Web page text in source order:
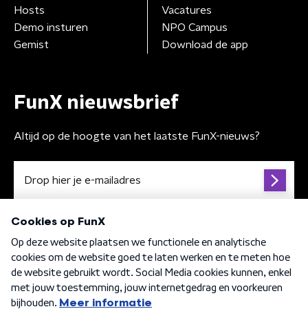
Hosts
Demo insturen
Gemist
Vacatures
NPO Campus
Download de app
FunX nieuwsbrief
Altijd op de hoogte van het laatste FunX-nieuws?
Algemene voorwaarden Privacybeleid